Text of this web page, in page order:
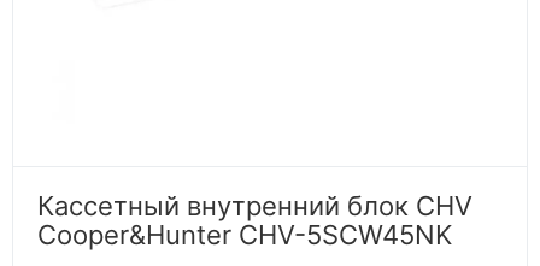
Кассетный внутренний блок CHV
Cooper&Hunter CHV-5SCW45NK